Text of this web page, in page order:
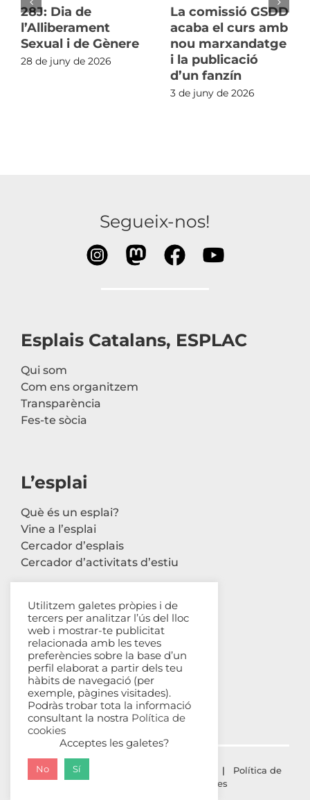
28J: Dia de
l’Alliberament
Sexual i de Gènere
28 de juny de 2026
La comissió GSDD
acaba el curs amb
nou marxandatge
i la publicació
d’un fanzín
3 de juny de 2026
Segueix-nos!
Esplais Catalans, ESPLAC
Qui som
Com ens organitzem
Transparència
Fes-te sòcia
L’esplai
Què és un esplai?
Vine a l’esplai
Cercador d’esplais
Cercador d’activitats d’estiu
Contacte
Carrer Avinyó, 44 2n
08002 Barcelona
93 302 61 03
esplac@esplac.cat
© ESPLAC Copyright | Política de
privacitat
Política de cookies
Utilitzem galetes pròpies i de
tercers per analitzar l’ús del lloc
web i mostrar-te publicitat
relacionada amb les teves
preferències sobre la base d’un
perfil elaborat a partir dels teu
hàbits de navegació (per
exemple, pàgines visitades).
Podràs trobar tota la informació
consultant la nostra Política de
cookies
Acceptes les galetes?
No Sí